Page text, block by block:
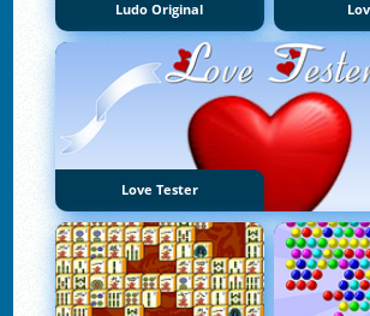
Ludo Original
Love Tester